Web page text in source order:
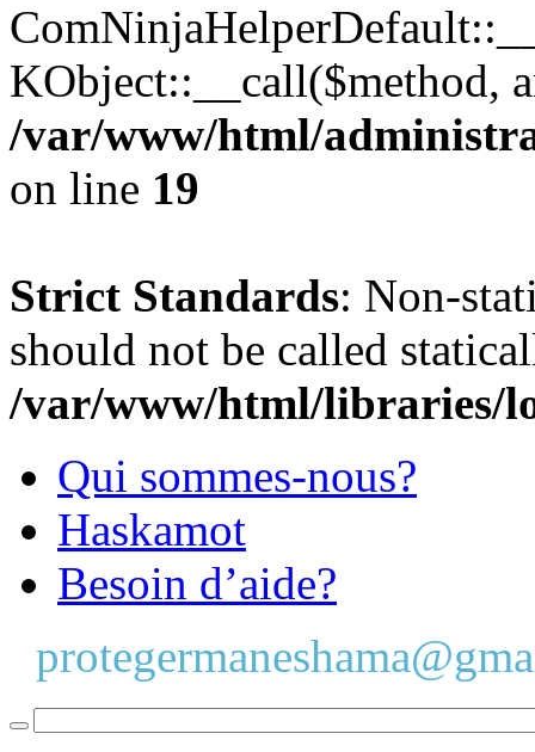
KObject::__call($method,
/var/www/html/
on line 19
Strict Standards: Non-
should not be called
/var/www/html/libraries/
Qui sommes-nous?
Haskamot
Besoin d’aide?